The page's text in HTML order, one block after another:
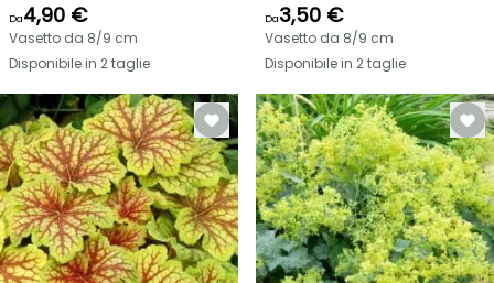
Da4,90 €
Vasetto da 8/9 cm
Disponibile in 2 taglie
Da3,50 €
Vasetto da 8/9 cm
Disponibile in 2 taglie